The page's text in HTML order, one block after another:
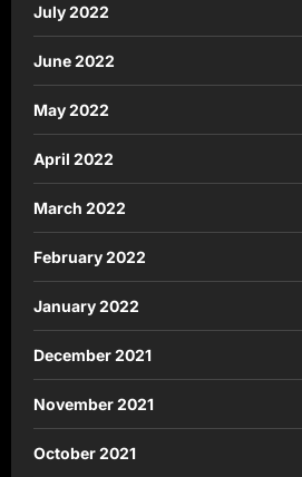
July 2022
June 2022
May 2022
April 2022
March 2022
February 2022
January 2022
December 2021
November 2021
October 2021